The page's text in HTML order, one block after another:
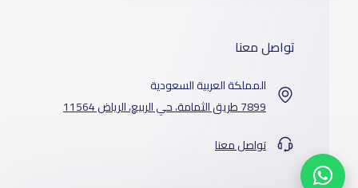
تواصل معنا
المملكة العربية السعودية
7899 طريق الثمامة، حي الربيع، الرياض 11564
تواصل معنا